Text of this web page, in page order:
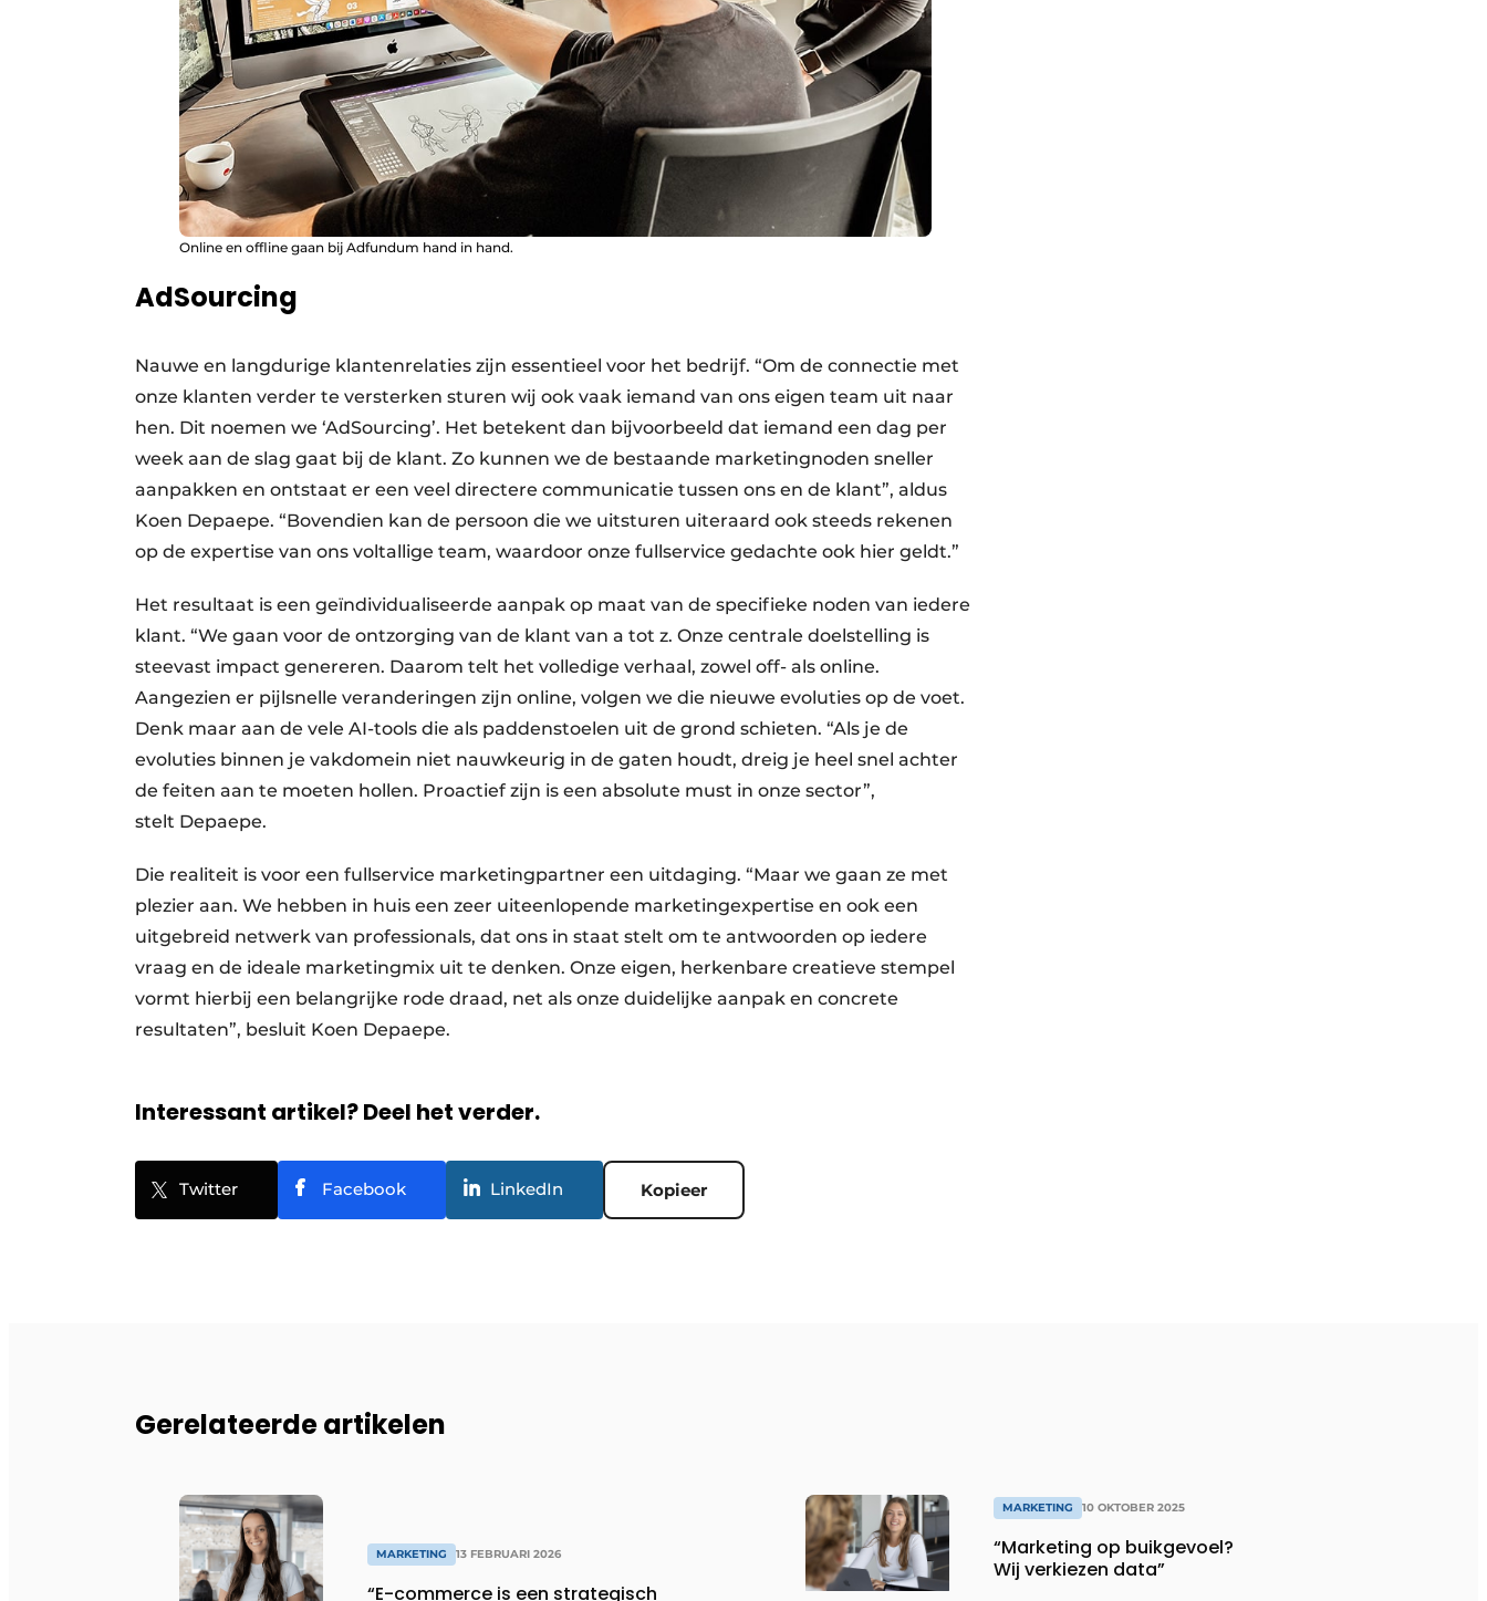
Online en offline gaan bij Adfundum hand in hand.
AdSourcing
Nauwe en langdurige klantenrelaties zijn essentieel voor het bedrijf. “Om de connectie met
onze klanten verder te versterken sturen wij ook vaak iemand van ons eigen team uit naar
hen. Dit noemen we ‘­AdSourcing’. Het betekent dan bijvoorbeeld dat iemand een dag per
week aan de slag gaat bij de klant. Zo kunnen we de bestaande marketingnoden sneller
aanpakken en ontstaat er een veel directere communicatie tussen ons en de klant”, aldus
Koen Depaepe. “Bovendien kan de persoon die we uitsturen uiteraard ook steeds rekenen
op de expertise van ons voltallige team, waardoor onze fullservice gedachte ook hier geldt.”
Het resultaat is een geïndividualiseerde aanpak op maat van de specifieke noden van iedere
klant. “We gaan voor de ontzorging van de klant van a tot z. Onze centrale doelstelling is
steevast impact genereren. Daarom telt het volledige verhaal, zowel off- als online.
Aangezien er pijlsnelle veranderingen zijn online, volgen we die nieuwe evoluties op de voet.
Denk maar aan de vele AI-tools die als paddenstoelen uit de grond schieten. “Als je de
evoluties binnen je vakdomein niet nauwkeurig in de gaten houdt, dreig je heel snel achter
de feiten aan te moeten hollen. Proactief zijn is een absolute must in onze sector”,
stelt Depaepe.
Die realiteit is voor een fullservice marketingpartner een uitdaging. “Maar we gaan ze met
plezier aan. We hebben in huis een zeer uiteenlopende marketingexpertise en ook een
uitgebreid netwerk van professionals, dat ons in staat stelt om te antwoorden op iedere
vraag en de ideale marketingmix uit te denken. Onze eigen, herkenbare creatieve stempel
vormt hierbij een belangrijke rode draad, net als onze duidelijke aanpak en concrete
resultaten”, besluit Koen Depaepe.
Interessant artikel? Deel het verder.
Twitter Facebook LinkedIn Kopieer
Gerelateerde artikelen
MARKETING 13 FEBRUARI 2026
“E-commerce is een strategisch
MARKETING 10 OKTOBER 2025
“Marketing op buikgevoel?
Wij verkiezen data”